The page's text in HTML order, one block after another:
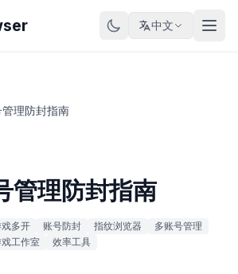
中文
理防封指南
管理防封指南
戏多开 账号防封 指纹浏览器
多账号管理
戏工作室
效率工具